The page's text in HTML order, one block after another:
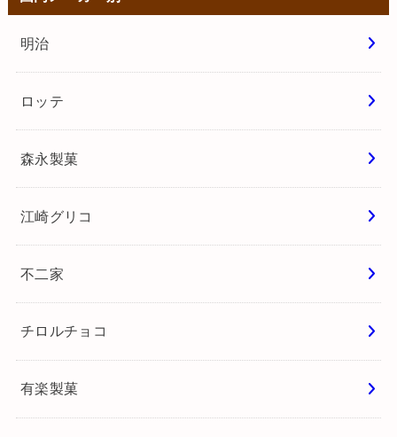
明治
ロッテ
森永製菓
江崎グリコ
不二家
チロルチョコ
有楽製菓